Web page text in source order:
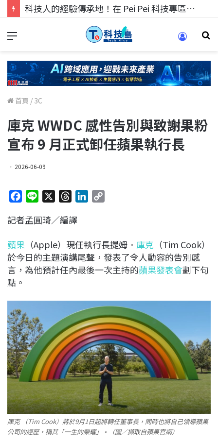
科技人的經驗傳承地！在 Pei Pei 科技專區，與學弟妹交流最硬核的技術
首頁 / 3C
庫克 WWDC 感性告別與致謝果粉
宣布 9 月正式卸任蘋果執行長
2026-06-09
c
b
o
o
n
r
a
d
s
e
d
I
L
i
n
記者孟圓琦／編譯
蘋果 （Apple）現任執行長提姆． 庫克 （Tim Cook）
於今日的主題演講尾聲，發表了令人動容的告別感
言，為他預計任內最後一次主持的蘋果發表會劃下句
點。
庫克 （Tim Cook）將於9月1日起將轉任董事長，同時也將自己領導蘋果
公司的經歷，稱其「一生的榮耀」。（圖／擷取自蘋果官網）